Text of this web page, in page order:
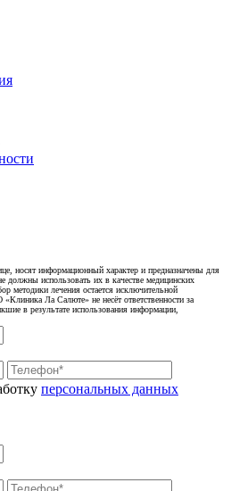
носят информационный характер и предназначены для
должны использовать их в качестве медицинских
методики лечения остается исключительной
Ла Салюте» не несёт ответственности за
в результате использования информации,
персональных данных